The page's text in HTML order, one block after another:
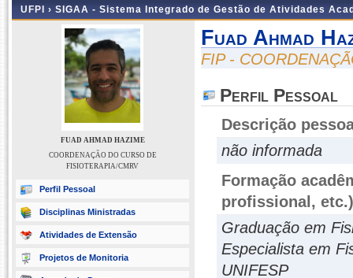
UFPI › SIGAA - Sistema Integrado de Gestão de Atividades
FUAD AHMAD HAZIME
COORDENAÇÃO DO CURSO DE
FISIOTERAPIA/CMRV
Perfil Pessoal
Disciplinas Ministradas
Atividades de Extensão
Projetos de Monitoria
Fuad Ahmad
FIP -
Perfil Pessoal
Descrição
não informada
Formação
profissional, etc.)
Graduação em
Especialista em
UNIFESP